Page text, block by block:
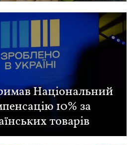
Національний
10% за
товарів